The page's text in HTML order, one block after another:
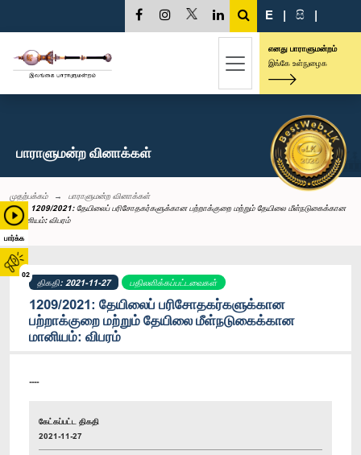
பார்க்க
02
E | සි |
எனது பாராளுமன்றம்
இங்கே உள்நுழைக
பாராளுமன்ற வினாக்கள்
முதற்பக்கம்
பாராளுமன்ற வினாக்கள்
1209/2021: தேயிலைப் பரிசோதகர்களுக்கான பற்றாக்குறை மற்றும் தேயிலை மீள்நடுகைக்கான
மானியம்: விபரம்
திகதி: 2021-11-27 பதிலளிக்கப்பட்டவைகள்
1209/2021: தேயிலைப் பரிசோதகர்களுக்கான
பற்றாக்குறை மற்றும் தேயிலை மீள்நடுகைக்கான
மானியம்: விபரம்
----
கேட்கப்பட்ட திகதி
2021-11-27